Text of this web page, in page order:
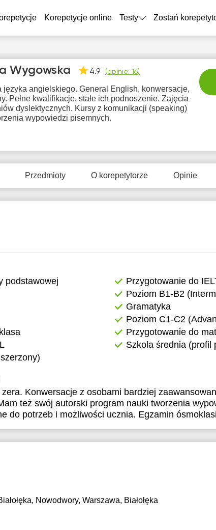
Korepetycje online Testy Zostań
Wygowska 4.9 (opinie: 16)
języka angielskiego. General English, konwersacje,
Pełne kwalifikacje, stałe ich podnoszenie. Zajęcia
dyslektycznych. Kursy z komunikacji (speaking)
wypowiedzi pisemnych.
Przedmioty O korepetytorze Opinie
podstawowej
Przygotowanie do
Poziom B1-B2
Gramatyka
Poziom C1-C2
Przygotowanie do
Szkola średnia (profil
zera. Konwersacje z osobami bardziej
też swój autorski program nauki tworzenia
do potrzeb i możliwości ucznia. Egzamin
Nowodwory, Warszawa, Białołęka
12
13
14
15:00
15:30
17:30
17:00
17:30 17:30